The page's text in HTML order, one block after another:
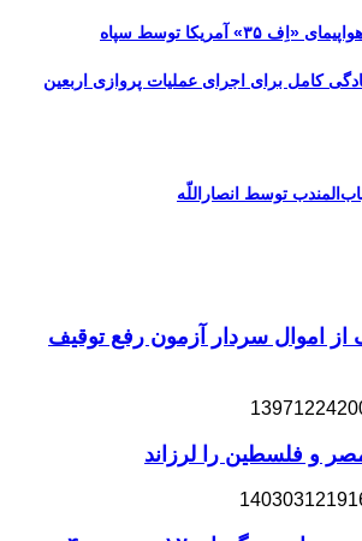
آمریکا توسط سپاه
کامل برای اجرای عملیات پروازی اربعین
توسط انصاراللّه
از اموال سردار آزمون رفع توقیف